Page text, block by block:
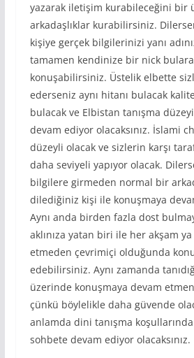
yazarak iletişim kurabileceğini bir
arkadaşlıklar kurabilirsiniz.
kişiye gerçek bilgilerinizi yanı
tamamen kendinize bir nick
konuşabilirsiniz. Üstelik elbette
ederseniz aynı hitanı bulacak
bulacak ve Elbistan tanışma
devam ediyor olacaksınız. İslami
düzeyli olacak ve sizlerin karşı
daha seviyeli yapıyor olacak.
bilgilere girmeden normal bir
dilediğiniz kişi ile konuşmaya
Aynı anda birden fazla dost
aklınıza yatan biri ile her akşam
etmeden çevrimiçi olduğunda
edebilirsiniz. Aynı zamanda
üzerinde konuşmaya devam
çünkü böylelikle daha güvende
anlamda dini tanışma
sohbete devam ediyor olacaksınız.